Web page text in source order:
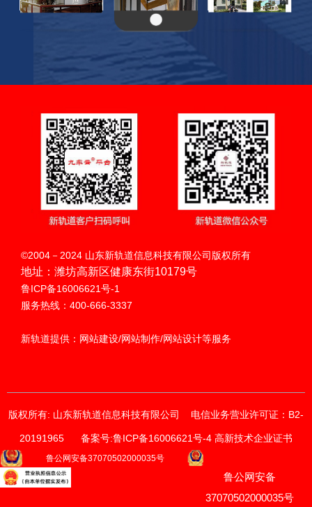
扫码呼叫
©2004－2024 山东新轨道信息科技有限公司版权所有
地址：潍坊高新区健康东街10179号
鲁ICP备16006621号-1
服务热线：400-666-3337
新轨道提供：网站建设/网站制作/网站设计等服务
获取价格与方案
请输入您的联系方式
我们的销售顾问将尽快与您联系。
版权所有: 山东新轨道信息科技有限公司 电信业务营业许可证：B2-
20191965 备案号:鲁ICP备16006621号-4 高新技术企业证书
鲁公网安备37070502000035号
鲁公网安备
37070502000035号